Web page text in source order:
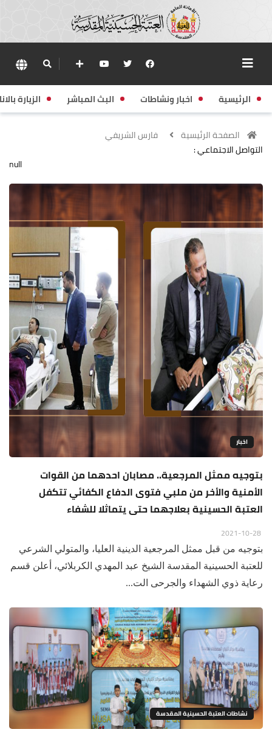
الرئيسية اخبار ونشاطات البث المباشر الزيارة
الصفحة الرئيسية
فارس الشريفي
التواصل الاجتماعي :
null
اخبار
بتوجيه ممثل المرجعية.. مصابان احدهما من القوات
الأمنية والأخر من ملبي فتوى الدفاع الكفائي تتكفل
العتبة الحسينية بعلاجهما حتى يتماثلا للشفاء
بتوجيه من قبل ممثل المرجعية الدينية العليا، والمتولي الشرعي
للعتبة الحسينية المقدسة الشيخ عبد المهدي الكربلائي، أعلن قسم
رعاية ذوي الشهداء والجرحى الت...
نشاطات العتبة الحسينية المقدسة